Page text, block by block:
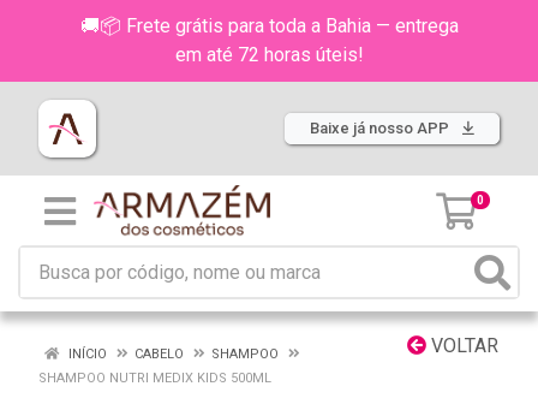
🚚📦 Frete grátis para toda a Bahia — entrega
em até 72 horas úteis!
Baixe já nosso APP
0
VOLTAR
INÍCIO CABELO
SHAMPOO
SHAMPOO NUTRI MEDIX KIDS 500ML